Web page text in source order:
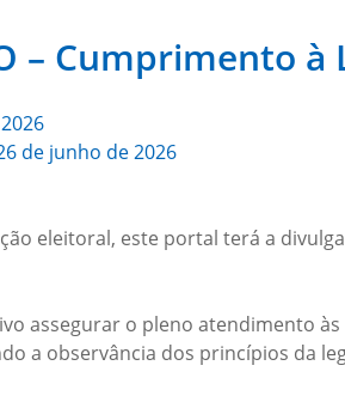
– Cumprimento à
de junho de 2026
eleitoral, este portal terá a
assegurar o pleno atendimento
a observância dos princípios da